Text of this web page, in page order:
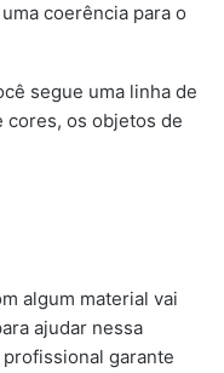
coerência para o
segue uma linha de
cores, os objetos de
algum material vai
ajudar nessa
garante